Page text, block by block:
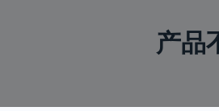
产品